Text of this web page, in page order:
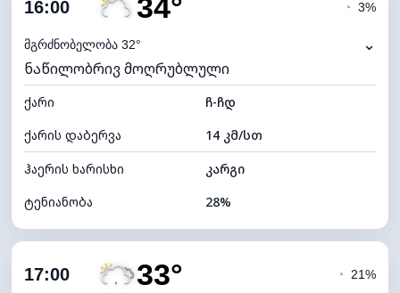
ნამის წერტილი
ხილვადობა
10 კმ
განათების ინდექსი 7 (ნათელი)
ღრუბლის სიმაღლე 10400 მ
16:00 34°
მგრძნობელობა 32°
◔ 3%
⌄
ნაწილობრივ მოღრუბლული
ქარი
ჩ-ჩდ
ქარის დაბერვა
14 კმ/სთ
ჰაერის ხარისხი
კარგი
ტენიანობა
28%
ღრუბლიანობა
17:00 33° ◔ 21%